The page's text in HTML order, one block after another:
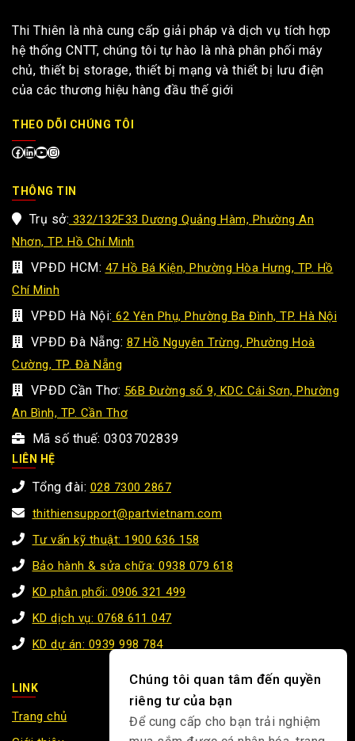
Thi Thiên là nhà cung cấp giải pháp và dịch vụ tích hợp
hệ thống CNTT, chúng tôi tự hào là nhà phân phối máy
chủ, thiết bị storage, thiết bị mạng và thiết bị lưu điện
của các thương hiệu hàng đầu thế giới
THEO DÕI CHÚNG TÔI
THÔNG TIN
Trụ sở: 332/132F33 Dương Quảng Hàm, Phường An
Nhơn, TP. Hồ Chí Minh
VPĐD HCM: 47 Hồ Bá Kiện, Phường Hòa Hưng, TP. Hồ
Chí Minh
VPĐD Hà Nội: 62 Yên Phụ, Phường Ba Đình, TP. Hà Nội
VPĐD Đà Nẵng: 87 Hồ Nguyên Trừng, Phường Hoà
Cường, TP. Đà Nẵng
VPĐD Cần Thơ: 56B Đường số 9, KDC Cái Sơn, Phường
An Bình, TP. Cần Thơ
Mã số thuế: 0303702839
LIÊN HỆ
Tổng đài: 028 7300 2867
thithiensupport@partvietnam.com
Tư vấn kỹ thuật: 1900 636 158
Bảo hành & sửa chữa: 0938 079 618
KD phân phối: 0906 321 499
KD dịch vụ: 0768 611 047
KD dự án: 0939 998 784
LINK
Trang chủ
Chúng tôi quan tâm đến quyền
riêng tư của bạn
Để cung cấp cho bạn trải nghiệm